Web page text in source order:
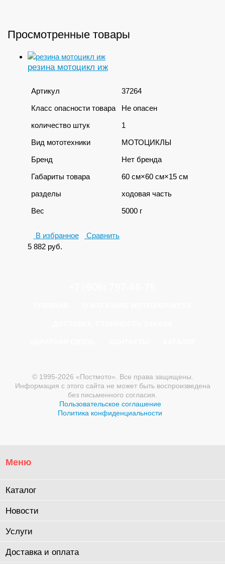
Просмотренные товары
резина мотоцикл иж
Артикул
37264
Класс опасности товара
Не опасен
количество штук
1
Вид мототехники
МОТОЦИКЛЫ
Бренд
Нет бренда
Габариты товара
60 см×60 см×15 см
разделы
ходовая часть
Вес
5000 г
В избранное
Сравнить
5 882 руб.
© 1995-2026 «Постмото». Все права защищены.
Информация с этого сайта не может быть воспроизведена
без письменного согласия.
Пользовательское соглашение
Политика конфиденциальности
Меню
Каталог
Новости
Услуги
Доставка и оплата